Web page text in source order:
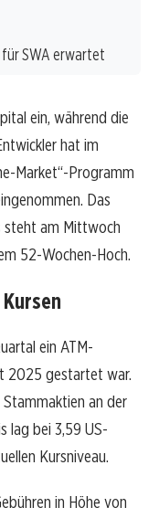
SWA erwartet
ein, während die
hat im
Market“-Programm
Das
steht am Mittwoch
52-Wochen-Hoch.
ein ATM-
2025 gestartet war.
an der
lag bei 3,59 US-
Kursniveau.
in Höhe von